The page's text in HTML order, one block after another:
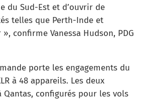
du Sud-Est et d’ouvrir de
telles que Perth-Inde et
confirme Vanessa Hudson, PDG
porte les engagements du
à 48 appareils. Les deux
Qantas, configurés pour les vols